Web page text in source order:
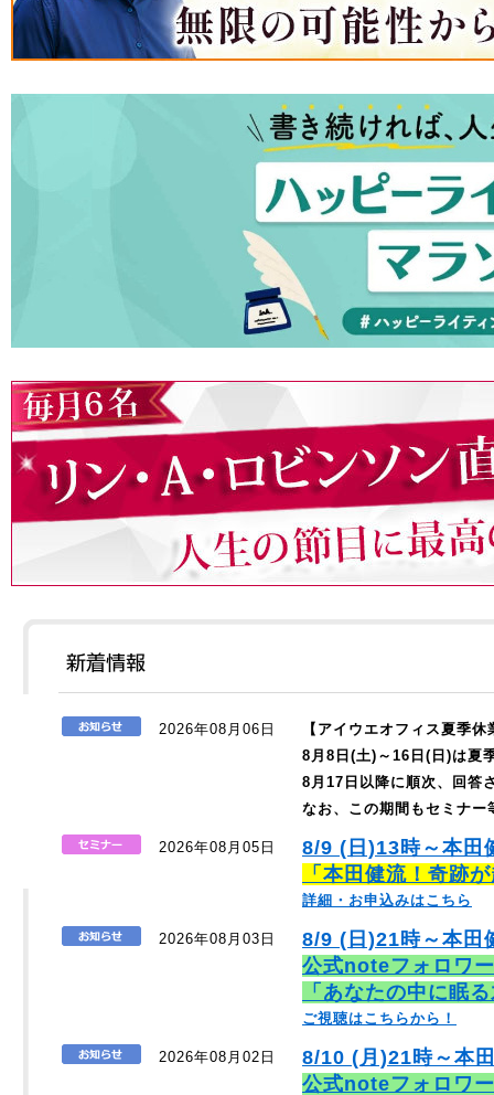
2026年08月06日
【アイウエオフィス夏季
8月8日(土)～16日(日)は夏
8月17日以降に順次、回答
なお、この期間もセミナ
2026年08月05日
8/9 (日)13時～本田
「本田健流！奇跡
詳細・お申込みはこちら
2026年08月03日
8/9 (日)21時～本田
公式noteフォロワ
「あなたの中に眠
ご視聴はこちらから！
2026年08月02日
8/10 (月)21時～本
公式noteフォロワ